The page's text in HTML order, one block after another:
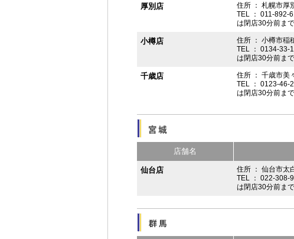
厚別店
住所 ： 札幌市厚
TEL ： 011-892-
は閉店30分前まで
小樽店
住所 ： 小樽市稲
TEL ： 0134-33-
は閉店30分前まで
千歳店
住所 ： 千歳市美
TEL ： 0123-46-
は閉店30分前まで
店舗名
仙台店
住所 ： 仙台市太
TEL ： 022-308-
は閉店30分前まで